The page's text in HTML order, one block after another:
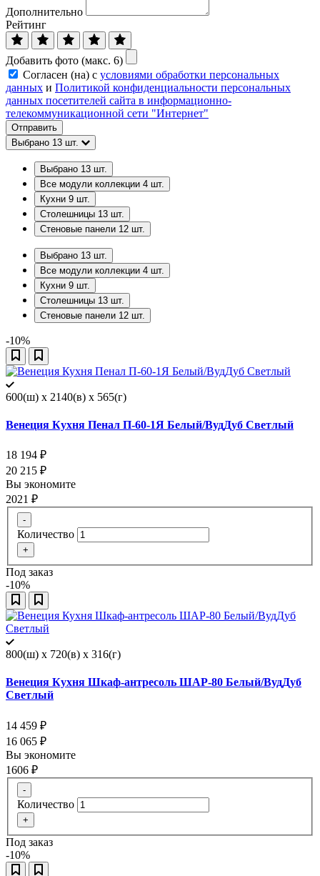
Дополнительно
Рейтинг
Добавить фото (макс. 6)
Согласен (на) с условиями обработки персональных
данных и Политикой конфиденциальности персональных
данных посетителей сайта в информационно-
телекоммуникационной сети "Интернет"
Отправить
Выбрано 13 шт.
Выбрано 13 шт.
Все модули коллекции 4 шт.
Кухни 9 шт.
Столешницы 13 шт.
Стеновые панели 12 шт.
Выбрано 13 шт.
Все модули коллекции 4 шт.
Кухни 9 шт.
Столешницы 13 шт.
Стеновые панели 12 шт.
-10%
600(ш) x 2140(в) x 565(г)
Венеция Кухня Пенал П-60-1Я Белый/ВудДуб Светлый
18 194 ₽
20 215 ₽
Вы экономите
2021 ₽
-
Количество
+
Под заказ
-10%
800(ш) x 720(в) x 316(г)
Венеция Кухня Шкаф-антресоль ШАР-80 Белый/ВудДуб
Светлый
14 459 ₽
16 065 ₽
Вы экономите
1606 ₽
-
Количество
+
Под заказ
-10%